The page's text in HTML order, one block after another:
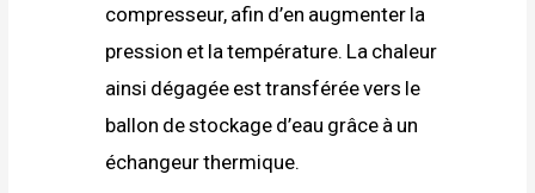
compresseur, afin d’en augmenter la
pression et la température. La chaleur
ainsi dégagée est transférée vers le
ballon de stockage d’eau grâce à un
échangeur thermique.